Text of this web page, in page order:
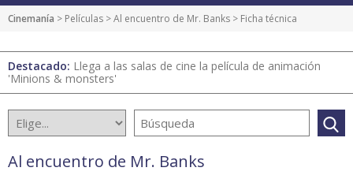
Cinemanía > Películas >Al encuentro de Mr. Banks > Ficha técnica
Destacado: Llega a las salas de cine la película de animación
'Minions & monsters'
Al encuentro de Mr. Banks